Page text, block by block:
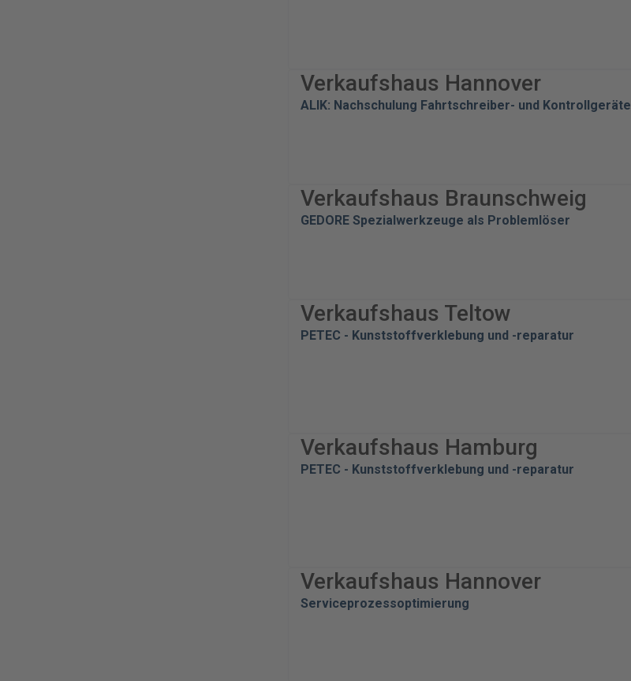
Verkaufshaus Hannover
ALIK: Nachschulung Fahrtschreiber- und Kontrollgeräte
Verkaufshaus Braunschweig
GEDORE Spezialwerkzeuge als Problemlöser
Verkaufshaus Teltow
PETEC - Kunststoffverklebung und -reparatur
Verkaufshaus Hamburg
PETEC - Kunststoffverklebung und -reparatur
Verkaufshaus Hannover
Serviceprozessoptimierung